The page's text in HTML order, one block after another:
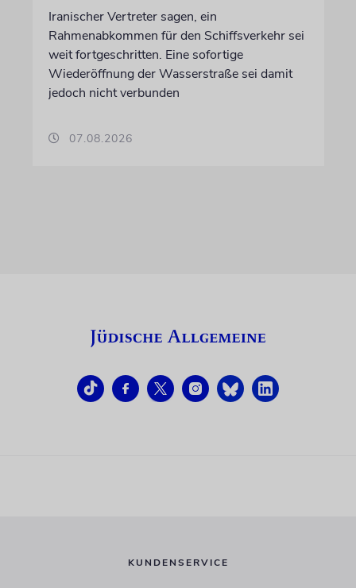
Iranischer Vertreter sagen, ein
Rahmenabkommen für den Schiffsverkehr sei
weit fortgeschritten. Eine sofortige
Wiederöffnung der Wasserstraße sei damit
jedoch nicht verbunden
07.08.2026
KUNDENSERVICE